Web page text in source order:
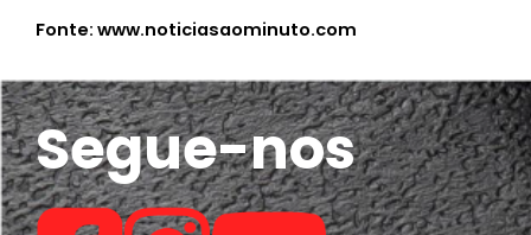
Fonte: www.noticiasaominuto.com
Segue-nos